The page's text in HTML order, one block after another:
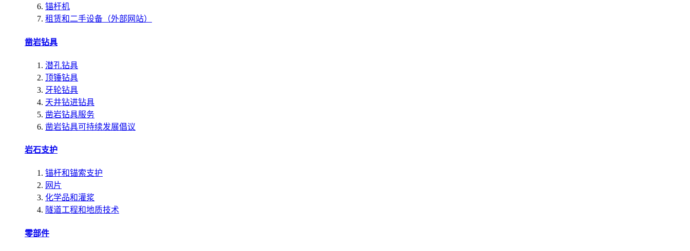
锚杆机
租赁和二手设备（外部网站）
凿岩钻具
潜孔钻具
顶锤钻具
牙轮钻具
天井钻进钻具
凿岩钻具服务
凿岩钻具可持续发展倡议
岩石支护
锚杆和锚索支护
网片
化学品和灌浆
隧道工程和地质技术
零部件